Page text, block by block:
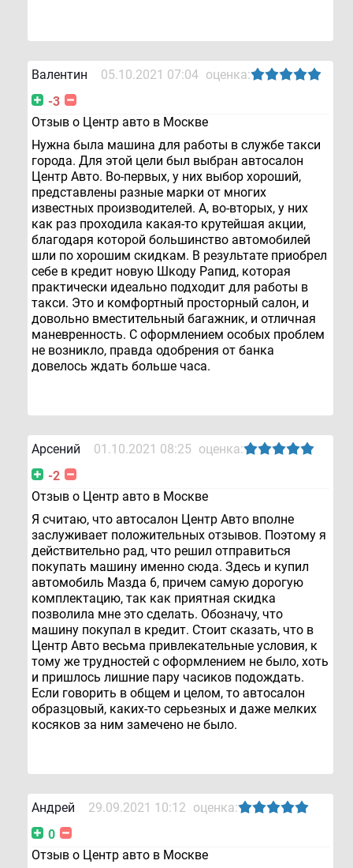
Валентин 05.10.2021 07:04 оценка:
-3
Отзыв о Центр авто в Москве
Нужна была машина для работы в службе такси
города. Для этой цели был выбран автосалон
Центр Авто. Во-первых, у них выбор хороший,
представлены разные марки от многих
известных производителей. А, во-вторых, у них
как раз проходила какая-то крутейшая акции,
благодаря которой большинство автомобилей
шли по хорошим скидкам. В результате приобрел
себе в кредит новую Шкоду Рапид, которая
практически идеально подходит для работы в
такси. Это и комфортный просторный салон, и
довольно вместительный багажник, и отличная
маневренность. С оформлением особых проблем
не возникло, правда одобрения от банка
довелось ждать больше часа.
Арсений 01.10.2021 08:25 оценка:
-2
Отзыв о Центр авто в Москве
Я считаю, что автосалон Центр Авто вполне
заслуживает положительных отзывов. Поэтому я
действительно рад, что решил отправиться
покупать машину именно сюда. Здесь и купил
автомобиль Мазда 6, причем самую дорогую
комплектацию, так как приятная скидка
позволила мне это сделать. Обозначу, что
машину покупал в кредит. Стоит сказать, что в
Центр Авто весьма привлекательные условия, к
тому же трудностей с оформлением не было, хоть
и пришлось лишние пару часиков подождать.
Если говорить в общем и целом, то автосалон
образцовый, каких-то серьезных и даже мелких
косяков за ним замечено не было.
Андрей 29.09.2021 10:12 оценка:
0
Отзыв о Центр авто в Москве